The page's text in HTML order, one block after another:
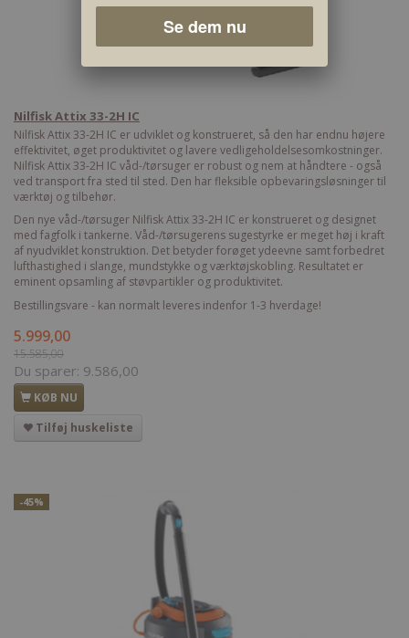
Nilfisk Attix 33-2H IC
Nilfisk Attix 33-2H IC er udviklet og konstrueret, så den har endnu højere
effektivitet, øget produktivitet og lavere vedligeholdelsesomkostninger.
Nilfisk Attix 33-2H IC våd-/tørsuger er robust og nem at håndtere - også
ved transport fra sted til sted. Den har fleksible opbevaringsløsninger til
værktøj og tilbehør.
Den nye våd-/tørsuger Nilfisk Attix 33-2H IC er konstrueret og designet
med fagfolk i tankerne. Våd-/tørsugerens sugestyrke er meget høj i kraft
af nyudviklet konstruktion. Det betyder forøget ydeevne samt forbedret
lufthastighed i slange, mundstykke og værktøjskobling. Resultatet er
eminent opsamling af støvpartikler og produktivitet.
Bestillingsvare - kan normalt leveres indenfor 1-3 hverdage!
5.999,00
15.585,00
Du sparer: 9.586,00
KØB NU
Tilføj huskeliste
-45%
Se dem nu